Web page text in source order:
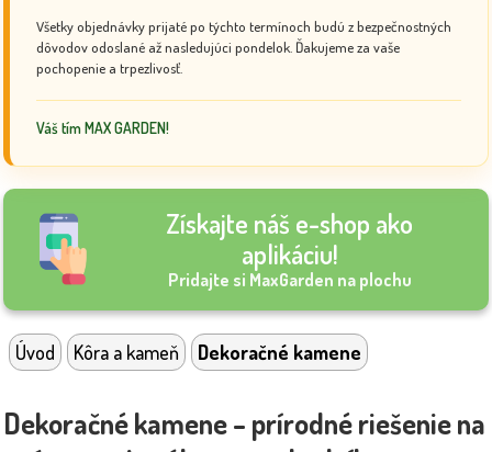
Všetky objednávky prijaté po týchto termínoch budú z bezpečnostných
dôvodov odoslané až nasledujúci pondelok. Ďakujeme za vaše
pochopenie a trpezlivosť.
Váš tím MAX GARDEN!
Získajte náš e-shop ako
aplikáciu!
Pridajte si MaxGarden na plochu
Úvod Kôra a kameň Dekoračné kamene
Dekoračné kamene – prírodné riešenie na